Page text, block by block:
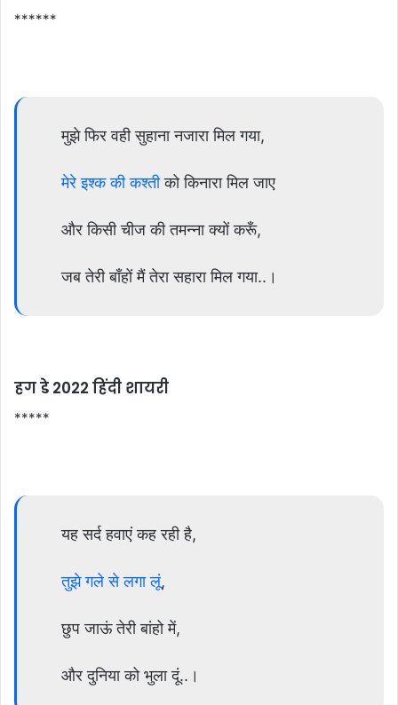
******
मुझे फिर वही सुहाना नजारा मिल गया,
मेरे इश्क की कश्तीको किनारा मिल जाए
और किसी चीज की तमन्ना क्यों करूँ,
जब तेरी बाँहों मैं तेरा सहारा मिल गया..।
हग डे 2022 हिंदी शायरी
*****
यह सर्द हवाएं कह रही है,
तुझे गले से लगा लूं,
छुप जाऊं तेरी बांहो में,
और दुनिया को भुला दूं..।